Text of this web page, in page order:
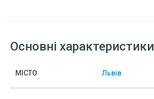
Основні характеристики
МІСТО Львів